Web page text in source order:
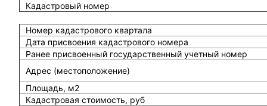
Кадастровый номер
Номер кадастрового квартала
Дата присвоения кадастрового номера
Ранее присвоенный государственный учетный номер
Адрес (местоположение)
Площадь, м2
Кадастровая стоимость, руб